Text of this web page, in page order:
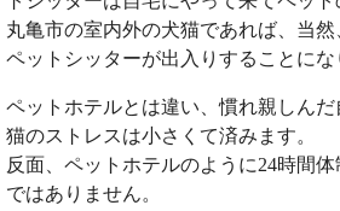
丸亀市の室内外の犬猫であれば、当
ペットシッターが出入りすることにな
ペットホテルとは違い、慣れ親しん
猫のストレスは小さくて済みます。
反面、ペットホテルのように24時間
ではありません。